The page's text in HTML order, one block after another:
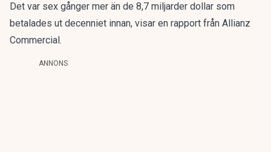
Det var sex gånger mer än de 8,7 miljarder dollar som
betalades ut decenniet innan, visar en rapport från Allianz
Commercial.
ANNONS